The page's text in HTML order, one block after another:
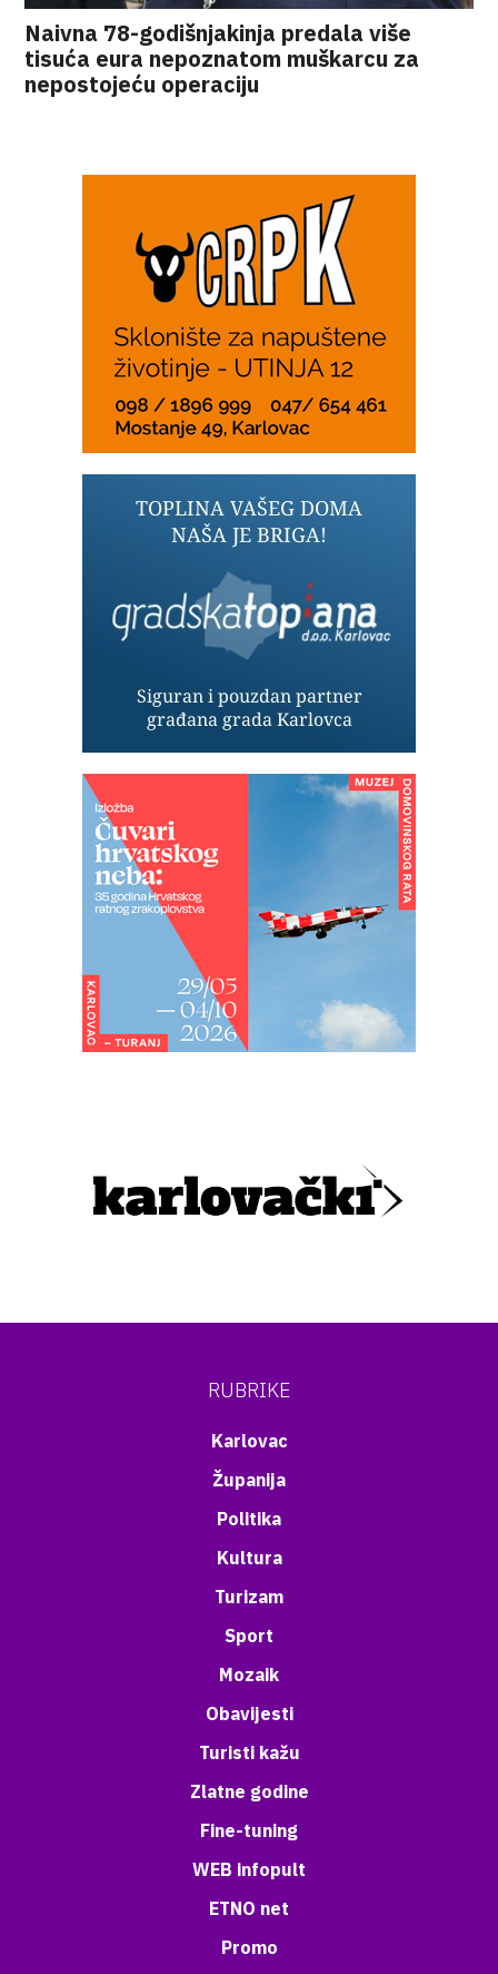
Naivna 78-godišnjakinja predala više
tisuća eura nepoznatom muškarcu za
nepostojeću operaciju
RUBRIKE
Karlovac
Županija
Politika
Kultura
Turizam
Sport
Mozaik
Obavijesti
Turisti kažu
Zlatne godine
Fine-tuning
WEB infopult
ETNO net
Promo